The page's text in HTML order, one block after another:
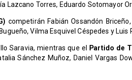
Lazcano Torres, Eduardo Sotomayor
competirán Fabián Ossandón
Vilma Esquivel Céspedes y Luis
Saravia, mientras que el
Partido de
Sánchez Muñoz, Daniel Vargas